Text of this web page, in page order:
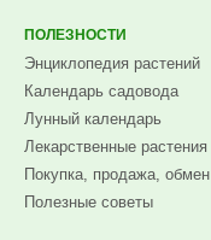
ПОЛЕЗНОСТИ
Энциклопедия растений
Календарь садовода
Лунный календарь
Лекарственные растения
Покупка, продажа, обмен
Полезные советы